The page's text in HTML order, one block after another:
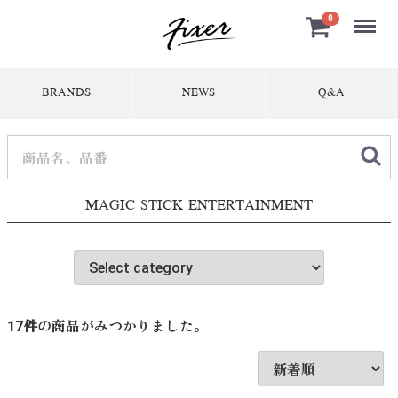
0 Menu
BRANDS NEWS Q&A
MAGIC STICK ENTERTAINMENT
17件の商品がみつかりました。